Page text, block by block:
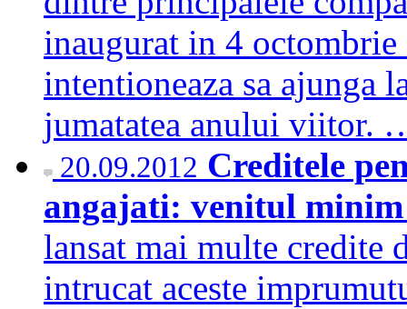
inaugurat in 4
intentioneaza sa ajunga
jumatatea anului viitor.
20.09.2012 Creditele
angajati: venitul
lansat mai multe credite
intrucat aceste